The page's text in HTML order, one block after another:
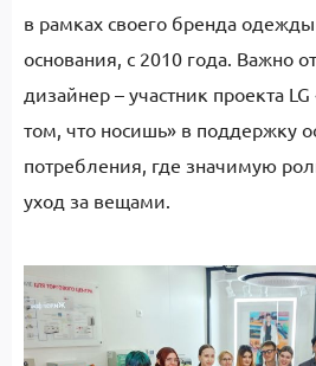
в рамках своего бренда одежды
основания, с 2010 года. Важно
дизайнер – участник проекта
том, что носишь» в поддержку
потребления, где значимую
уход за вещами.